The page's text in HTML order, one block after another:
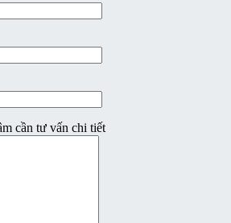
cần tư vấn chi tiết